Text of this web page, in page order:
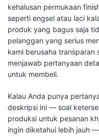
kehalusan permukaan
seperti engsel atau laci
produk yang bagus saja
pelanggan yang serius
kami berusaha transparan
menjawab pertanyaan
untuk membeli.
Kalau Anda punya
deskripsi ini — soal
produksi untuk pesanan
ingin diketahui lebih jauh